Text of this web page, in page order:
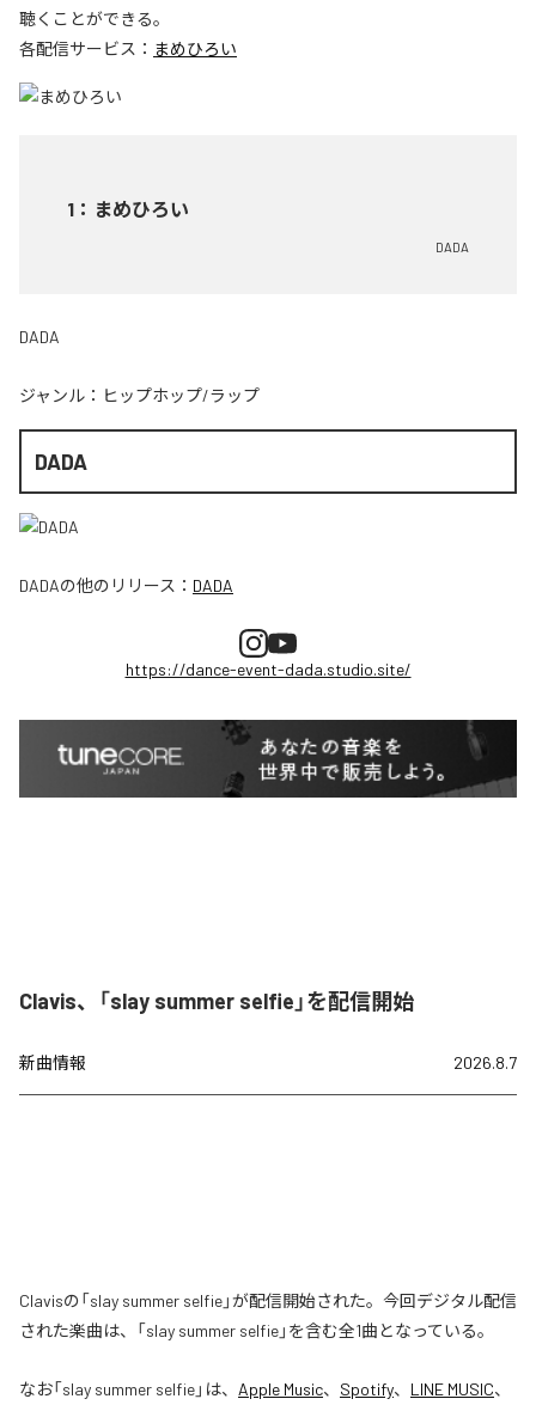
聴くことができる。
各配信サービス： まめひろい
1 ： まめひろい
DADA
DADA
ジャンル： ヒップホップ/ラップ
DADA
DADAの他のリリース： DADA
https://dance-event-dada.studio.site/
Clavis、「slay summer selfie」を配信開始
新曲情報 2026.8.7
Clavisの「slay summer selfie」が配信開始された。今回デジタル配信
された楽曲は、「slay summer selfie」を含む全1曲となっている。
なお「slay summer selfie」は、 Apple Music、 Spotify、 LINE MUSIC、